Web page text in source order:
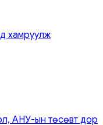
хамруулж
АНУ-ын төсөвт дор